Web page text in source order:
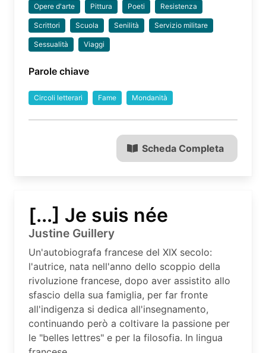
Opere d'arte Pittura Poeti Resistenza
Scrittori Scuola Senilità Servizio militare
Sessualità Viaggi
Parole chiave
Circoli letterari Fame Mondanità
Scheda Completa
[...] Je suis née
Justine Guillery
Un'autobiografa francese del XIX secolo:
l'autrice, nata nell'anno dello scoppio della
rivoluzione francese, dopo aver assistito allo
sfascio della sua famiglia, per far fronte
all'indigenza si dedica all'insegnamento,
continuando però a coltivare la passione per
le "belles lettres" e per la filosofia. In lingua